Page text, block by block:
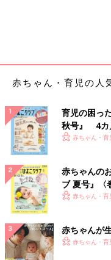
赤ちゃん・育児の人
育児の困っ
秋号』 4カ
いっぱい！
赤ちゃん・育
赤ちゃんの
ブ 夏号』〈
く！ おっぱ
赤ちゃん・育
赤ちゃんが
赤ちゃん・育